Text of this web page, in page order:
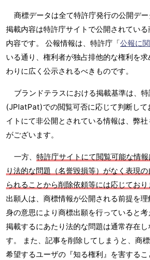
商標データは全て特許庁発行の公開デー
掲載内容は特許庁サイトで公開されてい
内容です。 公報情報は、特許庁「公報に
いる通り、権利者が独占排他的な権利を
わりに広く公示されるべきものです。
ブランドテラスにおける掲載基準は、特
(JPlatPat)での閲覧可否に応じて判断して
イトにて非公開とされている情報は、弊
がございます。
一方、 特許庁サイトにて閲覧可能な情
り法的な問題（名誉毀損等）がなく表現の
られることから削除依頼等には応じており
出願人は、商標情報が公開される前提を
身の意思により商標出願を行っていると
掲載するにあたり法的な問題は通常存在し
す。 また、記事を削除してしまうと、商
希望するユーザの『知る権利』を害する